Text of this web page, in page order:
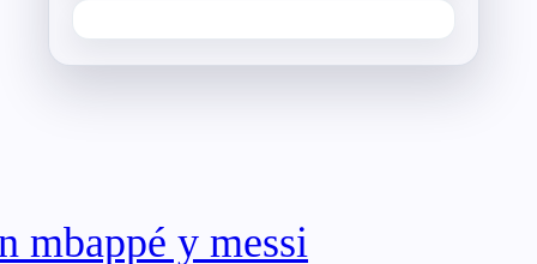
mbappé y messi